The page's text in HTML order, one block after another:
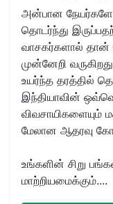
அன்பான நேயர்களே,
தொடர்ந்து
வாசகர்களால் தான்
முன்னேறி
உயர்ந்த தரத்தில்
இந்தியாவின்
மேலான ஆதரவு
உங்களின் சிறு
மாற்றியமைக்கும்....